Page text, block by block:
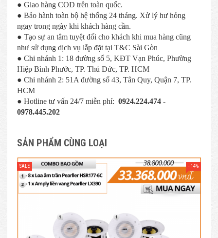
● Giao hàng COD trên toàn quốc.
● Bảo hành toàn bộ hệ thống 24 tháng. Xử lý hư hỏng
ngay trong ngày khi khách hàng cần.
● Tạo sự an tâm tuyệt đối cho khách khi mua hàng cũng
như sử dụng dịch vụ lắp đặt tại T&C Sài Gòn
● Chi nhánh 1: 18 đường số 5, KĐT Vạn Phúc, Phường
Hiệp Bình Phước, TP. Thủ Đức, TP. HCM
● Chi nhánh 2: 51A đường số 43, Tân Quy, Quận 7, TP.
HCM
● Hotline tư vấn 24/7 miễn phí: 0924.224.474 -
0978.445.202
SẢN PHẨM CÙNG LOẠI
SALE - 14%